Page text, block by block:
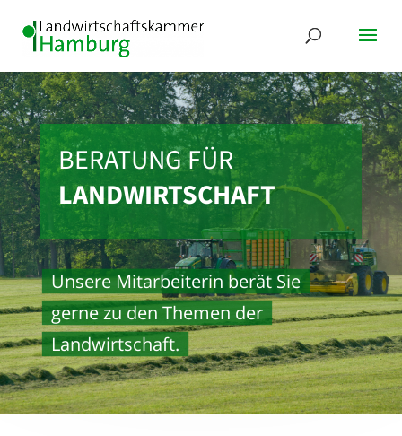
BERATUNG FÜR
LANDWIRTSCHAFT
Unsere Mitarbeiterin berät Sie
gerne zu den Themen der
Landwirtschaft.